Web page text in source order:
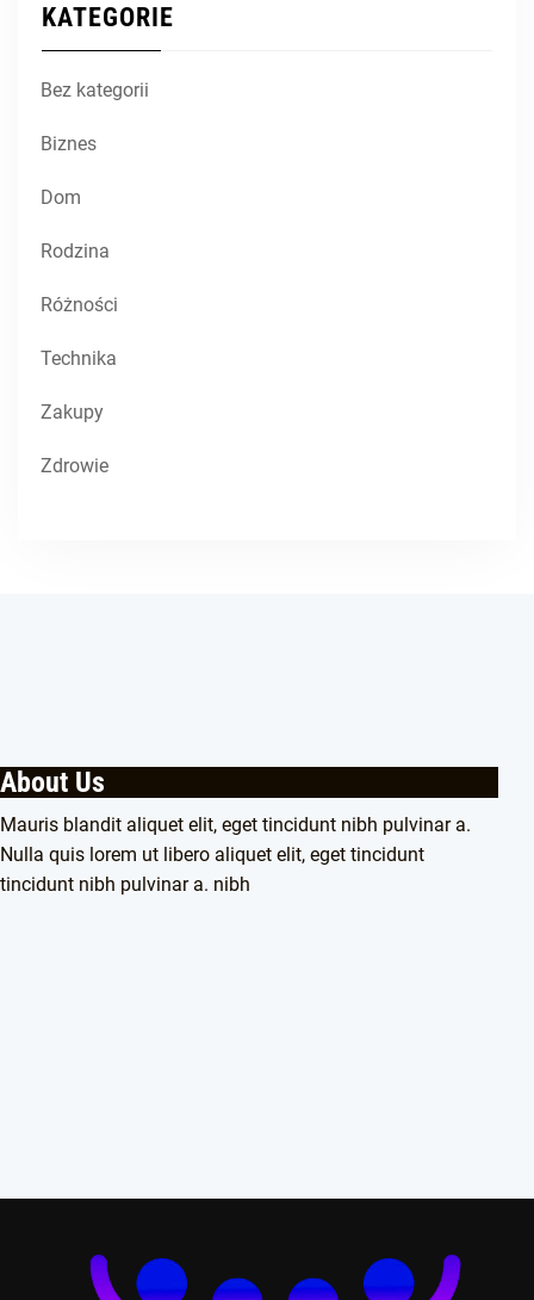
KATEGORIE
Bez kategorii
Biznes
Dom
Rodzina
Różności
Technika
Zakupy
Zdrowie
About Us
Mauris blandit aliquet elit, eget tincidunt nibh pulvinar a.
Nulla quis lorem ut libero aliquet elit, eget tincidunt
tincidunt nibh pulvinar a. nibh